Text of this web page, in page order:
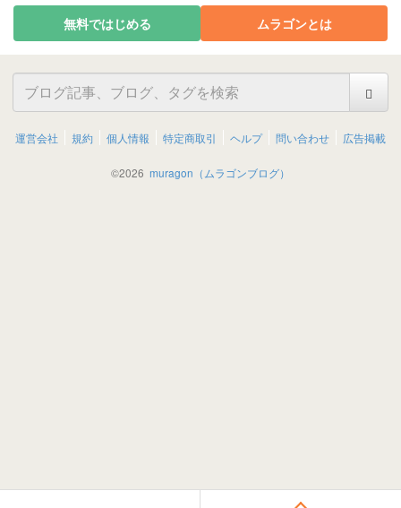
無料ではじめる ムラゴンとは
運営会社 規約 個人情報 特定商取引 ヘルプ 問い合わせ 広告掲載
©2026 muragon（ムラゴンブログ）